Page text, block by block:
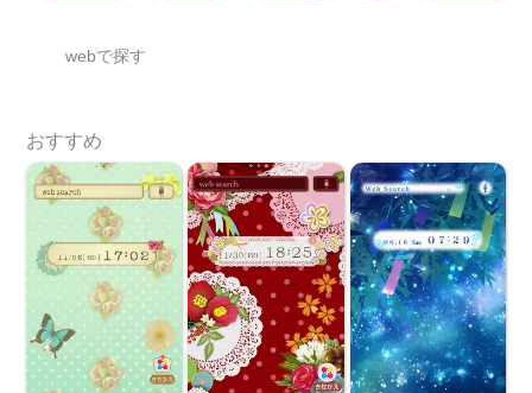
webで探す
おすすめ